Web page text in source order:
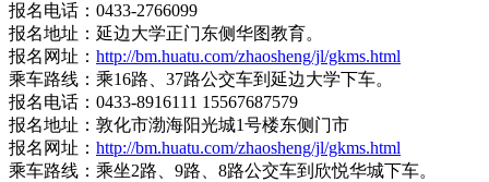
报名电话：0433-2766099
报名地址：延边大学正门东侧华图教育。
报名网址： http://bm.huatu.com/zhaosheng/jl/gkms.html
乘车路线：乘16路、37路公交车到延边大学下车。
报名电话：0433-8916111 15567687579
报名地址：敦化市渤海阳光城1号楼东侧门市
报名网址： http://bm.huatu.com/zhaosheng/jl/gkms.html
乘车路线：乘坐2路、9路、8路公交车到欣悦华城下车。